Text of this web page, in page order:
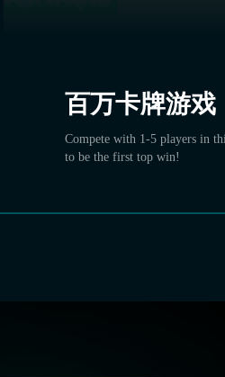
百万卡牌游戏
Compete with 1-5 players in
to be the first top win!